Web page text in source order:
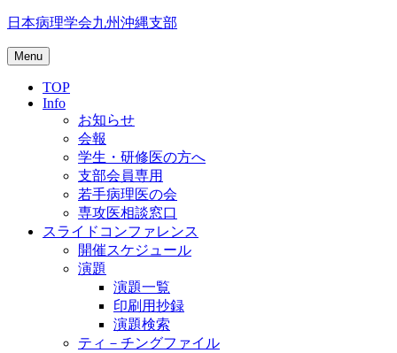
Skip
content
日本病理学会九州沖縄支部
Menu
TOP
Info
お知らせ
会報
学生・研修医の方へ
支部会員専用
若手病理医の会
専攻医相談窓口
スライドコンファレンス
開催スケジュール
演題
演題一覧
印刷用抄録
演題検索
ティ－チングファイル